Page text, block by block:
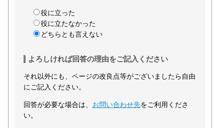
役に立った
役に立たなかった
どちらとも言えない
よろしければ回答の理由をご記入ください
それ以外にも、ページの改良点等がございましたら自由
にご記入ください。
回答が必要な場合は、 お問い合わせ先をご利用くださ
い。